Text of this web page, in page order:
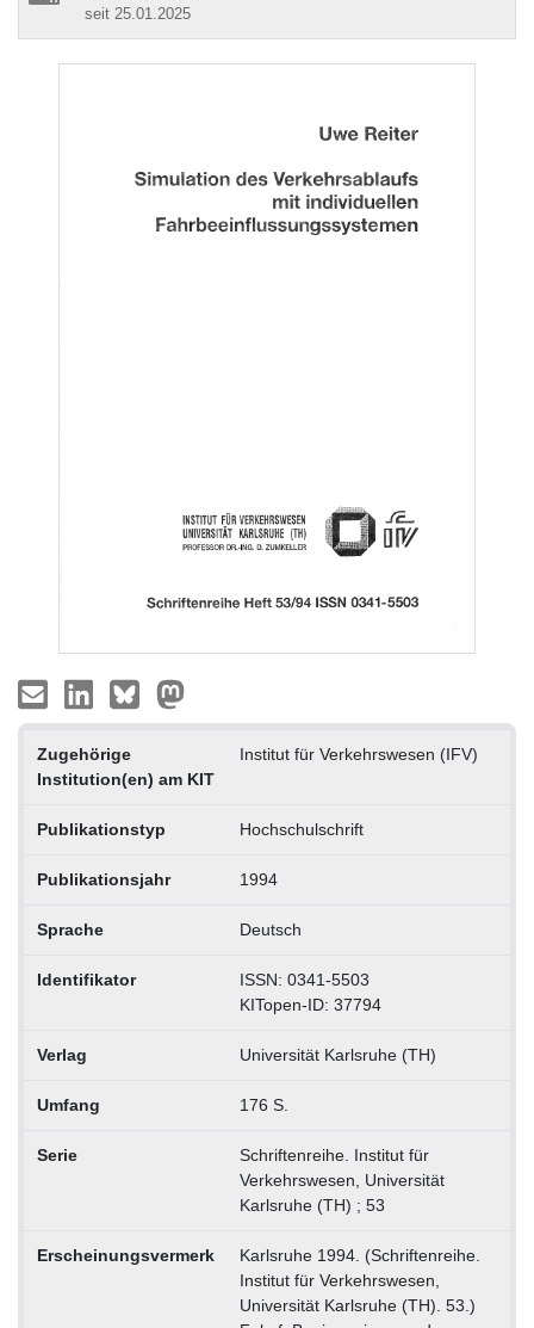
seit 25.01.2025
Zugehörige
Institution(en) am KIT
Institut für Verkehrswesen (IFV)
Publikationstyp Hochschulschrift
Publikationsjahr 1994
Sprache Deutsch
Identifikator
ISSN: 0341-5503
KITopen-ID: 37794
Verlag Universität Karlsruhe (TH)
Umfang 176 S.
Serie
Schriftenreihe. Institut für
Verkehrswesen, Universität
Karlsruhe (TH) ; 53
Erscheinungsvermerk
Karlsruhe 1994. (Schriftenreihe.
Institut für Verkehrswesen,
Universität Karlsruhe (TH). 53.)